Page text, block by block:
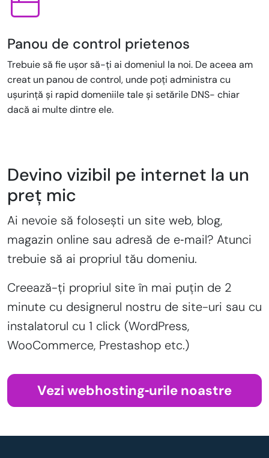
Panou de control prietenos
Trebuie să fie ușor să-ți ai domeniul la noi. De aceea am
creat un panou de control, unde poți administra cu
ușurință și rapid domeniile tale și setările DNS- chiar
dacă ai multe dintre ele.
Devino vizibil pe internet la un
preț mic
Ai nevoie să folosești un site web, blog,
magazin online sau adresă de e‑mail? Atunci
trebuie să ai propriul tău domeniu.
Creează-ți propriul site în mai puțin de 2
minute cu designerul nostru de site-uri sau cu
instalatorul cu 1 click (WordPress,
WooCommerce, Prestashop etc.)
Vezi webhosting‑urile noastre